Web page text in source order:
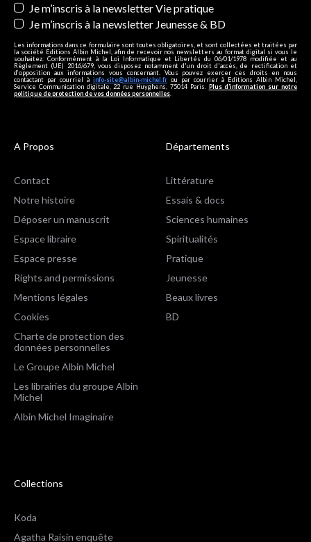
Je m’inscris à la newsletter Vie pratique
Je m’inscris à la newsletter Jeunesse & BD
Les informations dans ce formulaire sont toutes obligatoires, et sont collectées et traitées par
la société Editions Albin Michel, afin de recevoir nos newsletters au format digital si vous le
souhaitez. Conformément à la Loi Informatique et Libertés du 06/01/1978 modifiée et au
Règlement (UE) 2016/679, vous disposez notamment d'un droit d'accès, de rectification et
d’opposition aux informations vous concernant. Vous pouvez exercer ces droits en nous
contactant par courriel à info-site@albin-michel.fr ou par courrier à Editions Albin Michel,
Service Communication digitale, 22 rue Huyghens, 75014 Paris. Plus d’information sur notre
politique de protection de vos données personnelles
A Propos
Contact
Notre histoire
Déposer un manuscrit
Espace libraire
Espace presse
Rights and permissions
Mentions légales
Cookies
Charte de protection des
données personnelles
Le Groupe Albin Michel
Les librairies du groupe Albin
Michel
Albin Michel Imaginaire
Départements
Littérature
Essais & docs
Sciences humaines
Spiritualités
Pratique
Jeunesse
Beaux livres
BD
Collections
Koda
Agatha Raisin enquête